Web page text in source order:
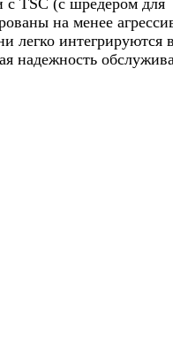
на менее
легко интегрируются
надежность